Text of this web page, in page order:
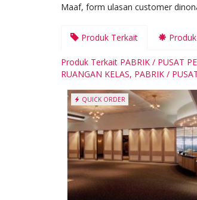
Maaf, form ulasan customer
Produk Terkait
Produk Terkait PABRIK / PUSAT
RUANGAN KELAS, PABRIK /
QUICK ORDER